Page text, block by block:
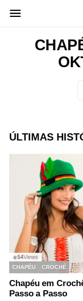
para
ÚLTIMAS
◉54Views
CHAPÉU
CROCHÊ
Chapéu em
Passo a Passo